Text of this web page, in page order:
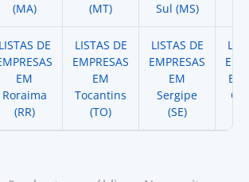
(MA)
(MT)
Sul (MS)
LISTAS DE
EM
Roraima
(RR)
LISTAS DE
EMPRESAS
EM
Tocantins
(TO)
LISTAS DE
EMPRESAS
EM
Sergipe
(SE)
EM